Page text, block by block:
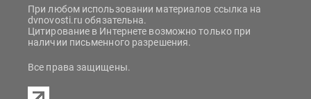
При любом использовании материалов ссылка на
dvnovosti.ru обязательна.
Цитирование в Интернете возможно только при
наличии письменного разрешения.
Все права защищены.